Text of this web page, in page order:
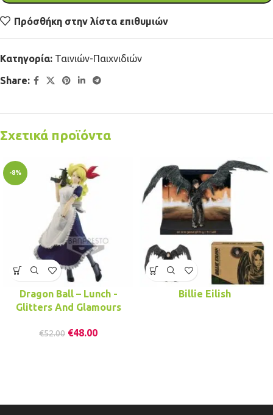
Πρόσθήκη στην λίστα επιθυμιών
Κατηγορία: Ταινιών-Παιχνιδιών
Share:
Σχετικά προϊόντα
-8%
Dragon Ball – Lunch -
Glitters And Glamours
€52.00 €48.00
Billie Eilish